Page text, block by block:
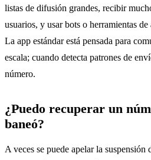
listas de difusión grandes, recibir
usuarios, y usar bots o herramientas
La app estándar está pensada para
escala; cuando detecta patrones de
número.
¿Puedo recuperar un
baneó?
A veces se puede apelar la